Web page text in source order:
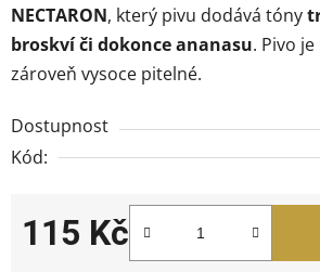
NECTARON, který pivu dodává tóny
broskví či dokonce ananasu. Pivo
zároveň vysoce pitelné.
Dostupnost
Kód:
115 Kč